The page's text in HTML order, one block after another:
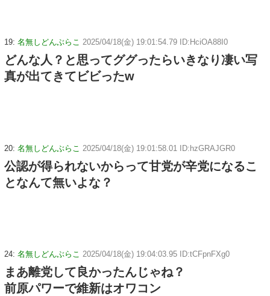
19: 名無しどんぶらこ 2025/04/18(金) 19:01:54.79 ID:HciOA88I0
どんな人？と思ってググったらいきなり凄い写
真が出てきてビビったw
20: 名無しどんぶらこ 2025/04/18(金) 19:01:58.01 ID:hzGRAJGR0
公認が得られないからって甘党が辛党になるこ
となんて無いよな？
24: 名無しどんぶらこ 2025/04/18(金) 19:04:03.95 ID:tCFpnFXg0
まあ離党して良かったんじゃね？
前原パワーで維新はオワコン